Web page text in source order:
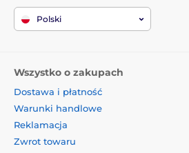
Polski
Wszystko o zakupach
Dostawa i płatność
Warunki handlowe
Reklamacja
Zwrot towaru